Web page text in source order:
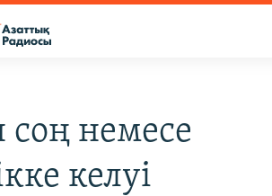
немесе
келуі